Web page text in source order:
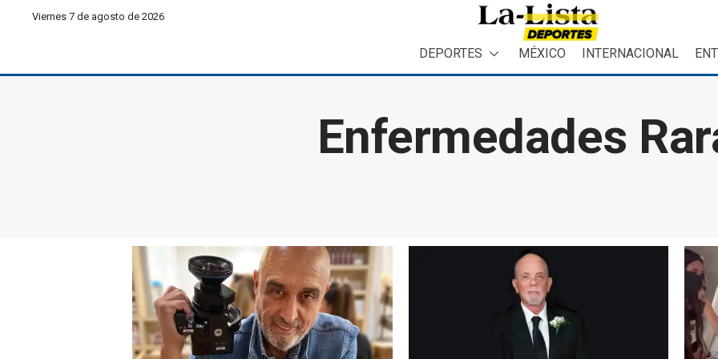
Viernes 7 de agosto de 2026
DEPORTES MÉXICO INTERNACIONAL
Enfermedades